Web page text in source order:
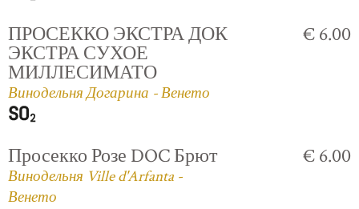
ПРОСЕККО ЭКСТРА ДОК
ЭКСТРА СУХОЕ
МИЛЛЕСИМАТО
Винодельня Догарина - Венето
€ 6.00
Просекко Розе DOC Брют
Винодельня Ville d'Arfanta -
Венето
€ 6.00